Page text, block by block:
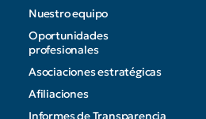
Nuestro equipo
Oportunidades
profesionales
Asociaciones estratégicas
Afiliaciones
Informes de Transparencia